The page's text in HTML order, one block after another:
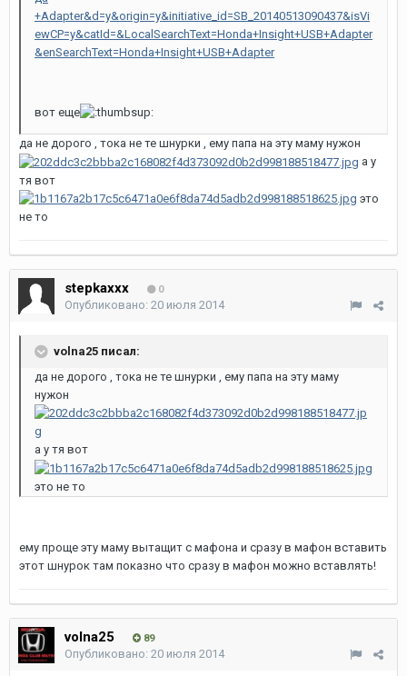
+Adapter&d=y&origin=y&initiative_id=SB_20140513090437&isVi
ewCP=y&catId=&LocalSearchText=Honda+Insight+USB+Adapter
&enSearchText=Honda+Insight+USB+Adapter
вот еще
да не дорого , тока не те шнурки , ему папа на эту маму нужон
а у
тя вот
это
не то
stepkaxxx 0
Опубликовано: 20 июля 2014
volna25 писал:
да не дорого , тока не те шнурки , ему папа на эту маму
нужон
а у тя вот
это не то
ему проще эту маму вытащит с мафона и сразу в мафон вставить
этот шнурок там показно что сразу в мафон можно вставлять!
volna25 89
Опубликовано: 20 июля 2014